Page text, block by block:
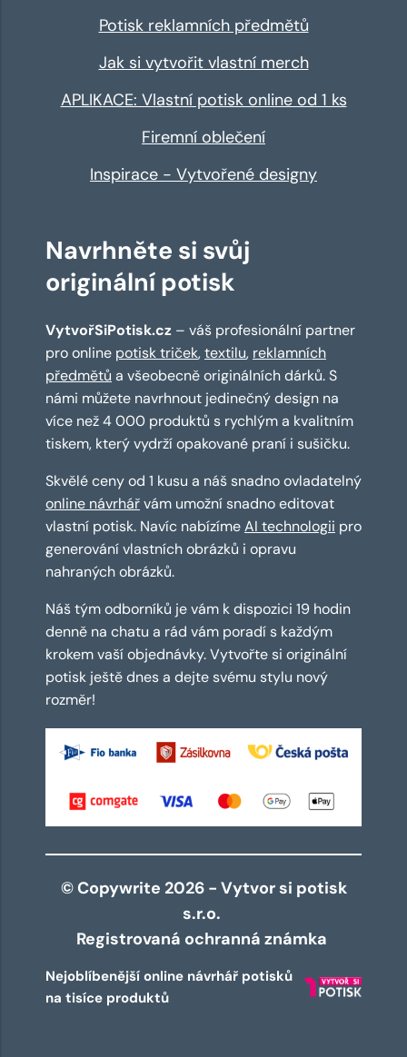
Potisk reklamních předmětů
Jak si vytvořit vlastní merch
APLIKACE: Vlastní potisk online od 1 ks
Firemní oblečení
Inspirace - Vytvořené designy
Navrhněte si svůj
originální potisk
VytvořSiPotisk.cz – váš profesionální partner
pro online potisk triček,textilu, reklamních
předmětů a všeobecně originálních dárků. S
námi můžete navrhnout jedinečný design na
více než 4 000 produktů s rychlým a kvalitním
tiskem, který vydrží opakované praní i sušičku.
Skvělé ceny od 1 kusu a náš snadno ovladatelný
online návrhářvám umožní snadno editovat
vlastní potisk. Navíc nabízímeAI technologii pro
generování vlastních obrázků i opravu
nahraných obrázků.
Náš tým odborníků je vám k dispozici 19 hodin
denně na chatu a rád vám poradí s každým
krokem vaší objednávky. Vytvořte si originální
potisk ještě dnes a dejte svému stylu nový
rozměr!
© Copywrite 2026 - Vytvor si potisk
s.r.o.
Registrovaná ochranná známka
Nejoblíbenější online návrhář potisků
na tisíce produktů